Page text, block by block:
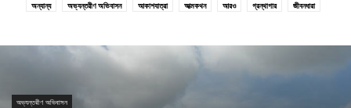
অন্যান্য অভ্যন্তরীণ অভিবাসন আকাশযাত্রা আত্মকথন আরও গ্রন্থাগার জীবনধারা
অভ্যন্তরীণ অভিবাসন